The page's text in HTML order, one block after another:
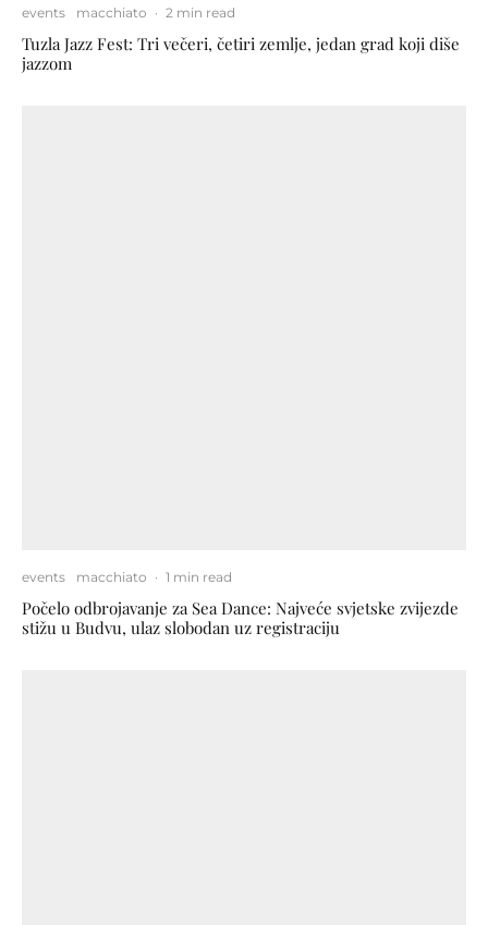
events macchiato · 2 min read
Tuzla Jazz Fest: Tri večeri, četiri zemlje, jedan grad koji diše
jazzom
events macchiato · 1 min read
Počelo odbrojavanje za Sea Dance: Najveće svjetske zvijezde
stižu u Budvu, ulaz slobodan uz registraciju